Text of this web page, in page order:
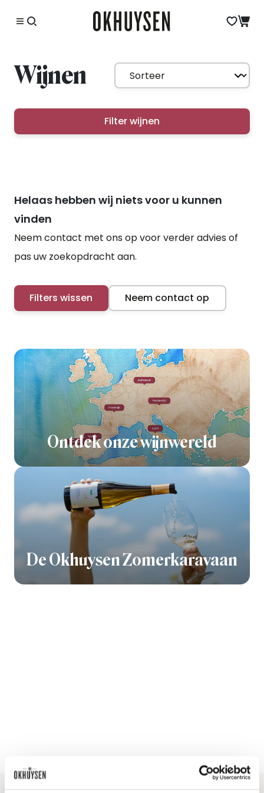
Wijnen
Filter wijnen
Helaas hebben wij niets voor u kunnen
vinden
Neem contact met ons op voor verder advies of
pas uw zoekopdracht aan.
Filters wissen Neem contact op
Ontdek onze wijnwereld
De Okhuysen Zomerkaravaan